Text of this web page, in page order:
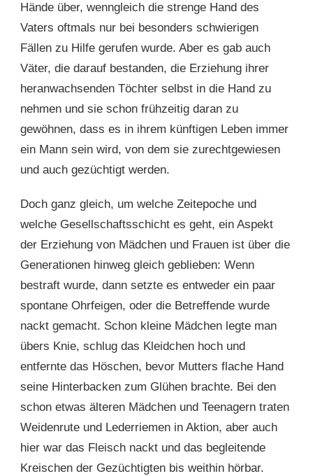
Hände über, wenngleich die strenge Hand des
Vaters oftmals nur bei besonders schwierigen
Fällen zu Hilfe gerufen wurde. Aber es gab auch
Väter, die darauf bestanden, die Erziehung ihrer
heranwachsenden Töchter selbst in die Hand zu
nehmen und sie schon frühzeitig daran zu
gewöhnen, dass es in ihrem künftigen Leben immer
ein Mann sein wird, von dem sie zurechtgewiesen
und auch gezüchtigt werden.
Doch ganz gleich, um welche Zeitepoche und
welche Gesellschaftsschicht es geht, ein Aspekt
der Erziehung von Mädchen und Frauen ist über die
Generationen hinweg gleich geblieben: Wenn
bestraft wurde, dann setzte es entweder ein paar
spontane Ohrfeigen, oder die Betreffende wurde
nackt gemacht. Schon kleine Mädchen legte man
übers Knie, schlug das Kleidchen hoch und
entfernte das Höschen, bevor Mutters flache Hand
seine Hinterbacken zum Glühen brachte. Bei den
schon etwas älteren Mädchen und Teenagern traten
Weidenrute und Lederriemen in Aktion, aber auch
hier war das Fleisch nackt und das begleitende
Kreischen der Gezüchtigten bis weithin hörbar.